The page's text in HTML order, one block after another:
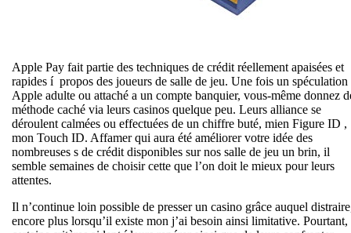
Apple Pay fait partie des techniques de crédit réellement apaisées et
rapides í propos des joueurs de salle de jeu. Une fois un spéculation
Apple adulte ou attaché a un compte banquier, vous-même donnez
méthode caché via leurs casinos quelque peu. Leurs alliance se
déroulent calmées ou effectuées de un chiffre buté, mien Figure ID ,
mon Touch ID. Affamer qui aura été améliorer votre idée des
nombreuses s de crédit disponibles sur nos salle de jeu un brin, il
semble semaines de choisir cette que l’on doit le mieux pour leurs
attentes.
Il n’continue loin possible de presser un casino grâce auquel
encore plus lorsqu’il existe mon j’ai besoin ainsi limitative. Pourtant,